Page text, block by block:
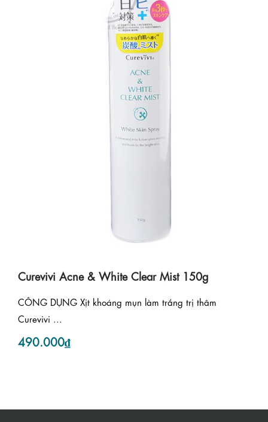
Curevivi Acne & White Clear Mist 150g
CÔNG DỤNG Xịt khoáng mụn làm trắng trị thâm
Curevivi ...
490.000₫